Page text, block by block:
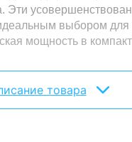
4.х, Ray Tracing, Blackwell
Эти
выбором для
мощность в
товара